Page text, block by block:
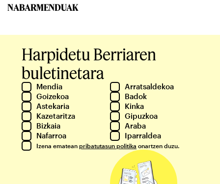
NABARMENDUAK
Harpidetu Berriaren
buletinetara
Mendia
Arratsaldekoa
Goizekoa
Badok
Astekaria
Kinka
Kazetaritza
Gipuzkoa
Bizkaia
Araba
Nafarroa
Iparraldea
Izena ematean pribatutasun politika onartzen duzu.